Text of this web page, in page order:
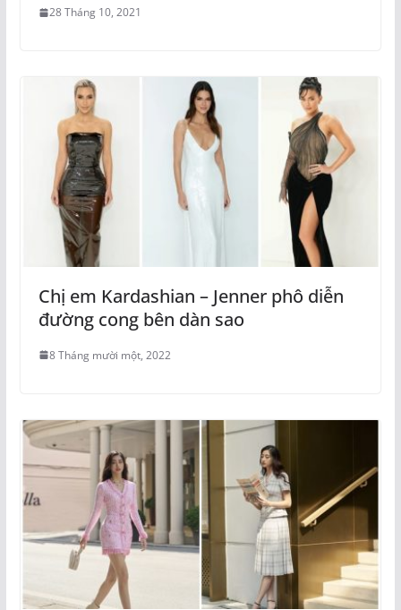
28 Tháng 10, 2021
Chị em Kardashian – Jenner phô diễn
đường cong bên dàn sao
8 Tháng mười một, 2022